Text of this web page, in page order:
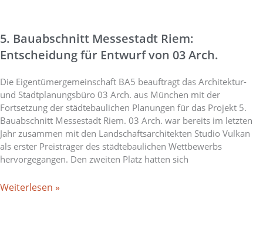
5. Bauabschnitt Messestadt Riem:
Entscheidung für Entwurf von 03 Arch.
Die Eigentümergemeinschaft BA5 beauftragt das Architektur-
und Stadtplanungsbüro 03 Arch. aus München mit der
Fortsetzung der städtebaulichen Planungen für das Projekt 5.
Bauabschnitt Messestadt Riem. 03 Arch. war bereits im letzten
Jahr zusammen mit den Landschaftsarchitekten Studio Vulkan
als erster Preisträger des städtebaulichen Wettbewerbs
hervorgegangen. Den zweiten Platz hatten sich
Weiterlesen »